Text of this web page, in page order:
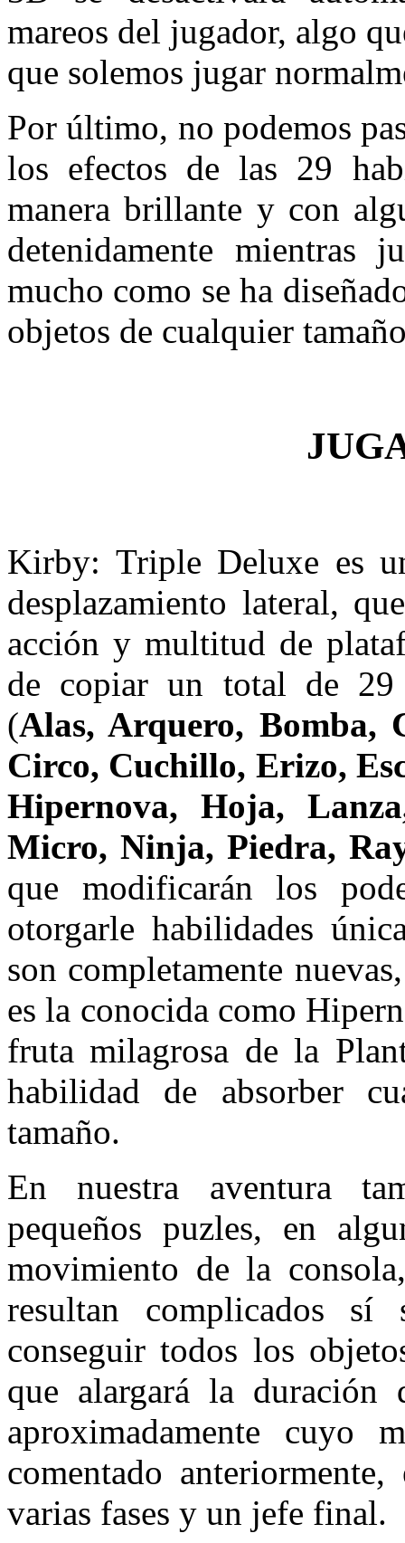
mareos del jugador, algo
que solemos jugar
Por último, no podemos
los efectos de las 29
manera brillante y con
detenidamente mientras
mucho como se ha
objetos de cualquier
Kirby: Triple Deluxe es
desplazamiento lateral,
acción y multitud de
de copiar un total de 29
(Alas, Arquero, Bomba,
Circo, Cuchillo, Erizo,
Hipernova, Hoja,
Micro, Ninja, Piedra,
que modificarán los
otorgarle habilidades
son completamente
es la conocida como
fruta milagrosa de la
habilidad de absorber
tamaño.
En nuestra aventura
pequeños puzles, en
movimiento de la
resultan complicados sí
conseguir todos los
que alargará la
aproximadamente cuyo
comentado
varias fases y un jefe final.